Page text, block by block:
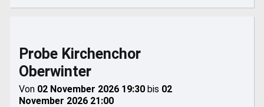
Probe Kirchenchor
Oberwinter
Von 02 November 2026 19:30 bis 02
November 2026 21:00